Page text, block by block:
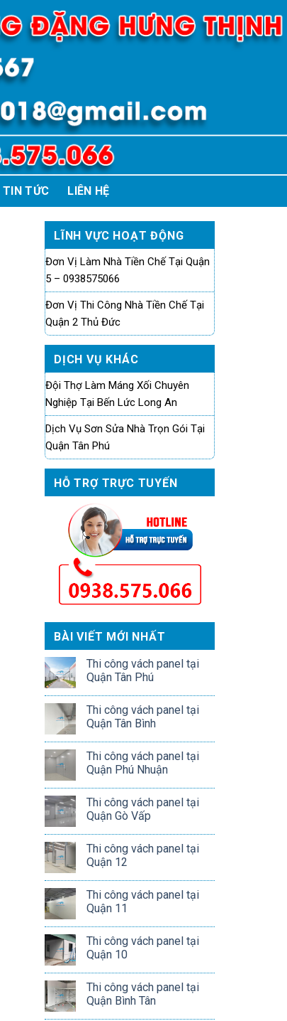
TIN TỨC LIÊN HỆ
LĨNH VỰC HOẠT ĐỘNG
Đơn Vị Làm Nhà Tiền Chế Tại Quận
5 – 0938575066
Đơn Vị Thi Công Nhà Tiền Chế Tại
Quận 2 Thủ Đức
DỊCH VỤ KHÁC
Đội Thợ Làm Máng Xối Chuyên
Nghiệp Tại Bến Lức Long An
Dịch Vụ Sơn Sửa Nhà Trọn Gói Tại
Quận Tân Phú
HỖ TRỢ TRỰC TUYẾN
BÀI VIẾT MỚI NHẤT
Thi công vách panel tại
Quận Tân Phú
Thi công vách panel tại
Quận Tân Bình
Thi công vách panel tại
Quận Phú Nhuận
Thi công vách panel tại
Quận Gò Vấp
Thi công vách panel tại
Quận 12
Thi công vách panel tại
Quận 11
Thi công vách panel tại
Quận 10
Thi công vách panel tại
Quận Bình Tân